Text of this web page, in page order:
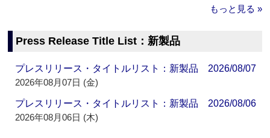
もっと見る »
Press Release Title List：新製品
プレスリリース・タイトルリスト：新製品 2026/08/07
2026年08月07日 (金)
プレスリリース・タイトルリスト：新製品 2026/08/06
2026年08月06日 (木)